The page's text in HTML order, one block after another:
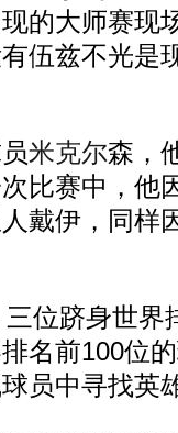
的大师赛现
伍兹不光是
米克尔森，
比赛中，他
人戴伊，同样
位跻身世界
名前100位
员中寻找英